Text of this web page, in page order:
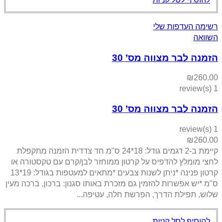
שלי
מס’ 30
מס’ 30
קיימת ב-2 דגמים גודל: 18*24 ס"מ חד צדדית הזמנה מתקפלת
על קרטון ממוחזר לבן/קרם עם טקסטורה או
קרטון פנינה *ניתן לשנות צבעים *מתאים למעטפות בגודל: 19*13
להזמין גם מזכרת באותו סגנון: ברכון, ברכה מעין
הפרשת חלה, עטיפה...